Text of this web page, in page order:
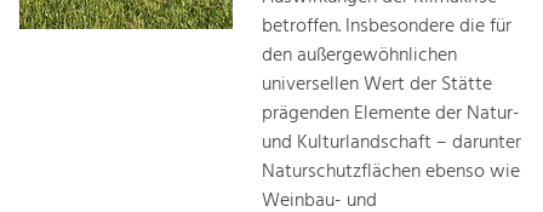
betroffen. Insbesondere die für
den außergewöhnlichen
universellen Wert der Stätte
prägenden Elemente der Natur-
und Kulturlandschaft – darunter
Naturschutzflächen ebenso wie
Weinbau- und